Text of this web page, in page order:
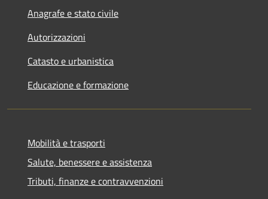
Anagrafe e stato civile
Autorizzazioni
Catasto e urbanistica
Educazione e formazione
Mobilità e trasporti
Salute, benessere e assistenza
Tributi, finanze e contravvenzioni